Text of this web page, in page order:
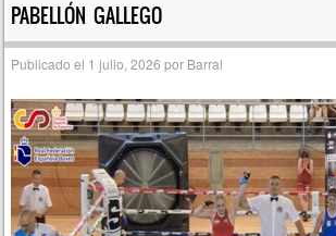
PABELLÓN GALLEGO
Publicado el 1 julio, 2026 por Barral